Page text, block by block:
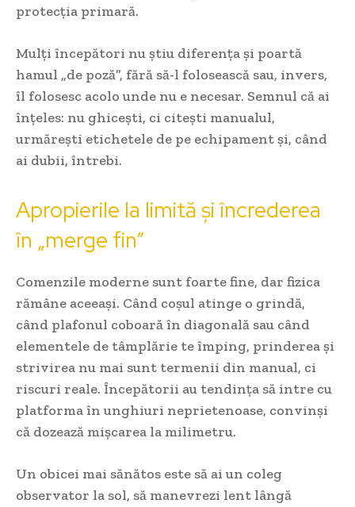
protecția primară.
Mulți începători nu știu diferența și poartă
hamul „de poză”, fără să-l folosească sau, invers,
îl folosesc acolo unde nu e necesar. Semnul că ai
înțeles: nu ghicești, ci citești manualul,
urmărești etichetele de pe echipament și, când
ai dubii, întrebi.
Apropierile la limită și încrederea
în „merge fin”
Comenzile moderne sunt foarte fine, dar fizica
rămâne aceeași. Când coșul atinge o grindă,
când plafonul coboară în diagonală sau când
elementele de tâmplărie te împing, prinderea și
strivirea nu mai sunt termenii din manual, ci
riscuri reale. Începătorii au tendința să intre cu
platforma în unghiuri neprietenoase, convinși
că dozează mișcarea la milimetru.
Un obicei mai sănătos este să ai un coleg
observator la sol, să manevrezi lent lângă